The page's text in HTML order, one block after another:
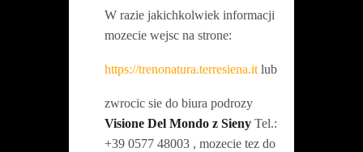
W razie jakichkolwiek informacji
mozecie wejsc na strone:
https://trenonatura.terresiena.it lub
zwrocic sie do biura podrozy
Visione Del Mondo z Sieny Tel.:
+39 0577 48003 , mozecie tez do